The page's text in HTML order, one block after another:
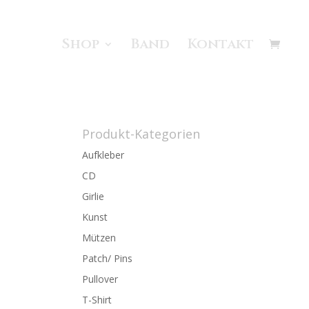
Shop Band Kontakt
Produkt-Kategorien
Aufkleber
CD
Girlie
Kunst
Mützen
Patch/ Pins
Pullover
T-Shirt